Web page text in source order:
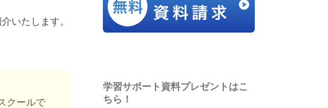
いたします。
クールで
学習サポート資料プレゼントはこ
ちら！